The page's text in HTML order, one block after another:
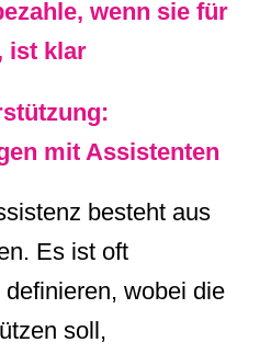
wenn sie für
ist klar
mit Assistenten
besteht aus
Es ist oft
wobei die
soll,